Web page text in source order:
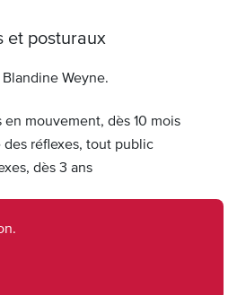
et posturaux
Weyne.
mouvement, dès 10 mois
réflexes, tout public
dès 3 ans